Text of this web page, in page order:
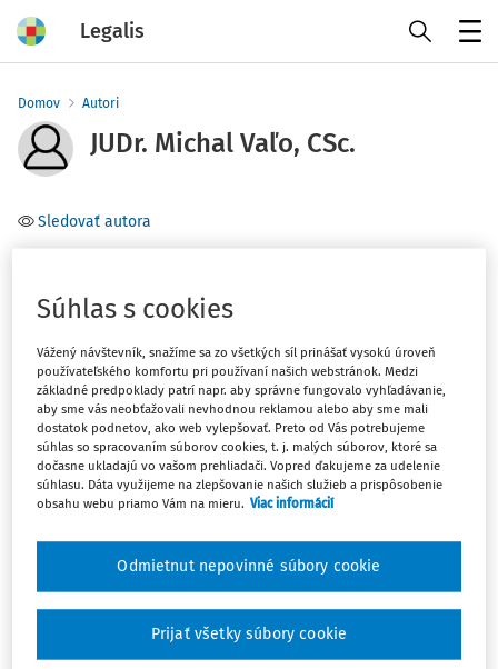
Legalis
Domov Autori
JUDr. Michal Vaľo, CSc.
Sledovať autora
Trestné právo(1)
Filter
Počet vyhľadaných dokumentov:1
Zoradiť podľa :
Najnovšie
Najstaršie
Trestnoprávna vina a zahladenie
VAĽO, M.: Trestnoprávna vina a zahladenie odsúdenia.
Súhlas s cookies
Vážený návštevník, snažíme sa zo všetkých síl prinášať vysokú úroveň
používateľského komfortu pri používaní našich webstránok. Medzi
základné predpoklady patrí napr. aby správne fungovalo vyhľadávanie,
aby sme vás neobťažovali nevhodnou reklamou alebo aby sme mali
dostatok podnetov, ako web vylepšovať. Preto od Vás potrebujeme
súhlas so spracovaním súborov cookies, t. j. malých súborov, ktoré sa
dočasne ukladajú vo vašom prehliadači. Vopred ďakujeme za udelenie
súhlasu. Dáta využijeme na zlepšovanie našich služieb a prispôsobenie
obsahu webu priamo Vám na mieru. Viac informácií
Odmietnut nepovinné súbory cookie
Prijať všetky súbory cookie